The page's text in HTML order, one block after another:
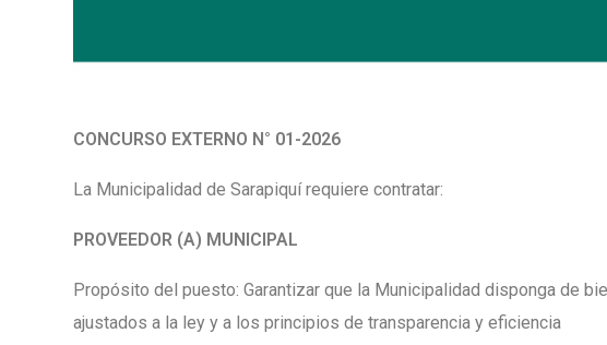
CONCURSO EXTERNO N° 01-2026
La Municipalidad de Sarapiquí requiere contratar:
PROVEEDOR (A) MUNICIPAL
Propósito del puesto: Garantizar que la Municipalidad disponga de
ajustados a la ley y a los principios de transparencia y eficiencia